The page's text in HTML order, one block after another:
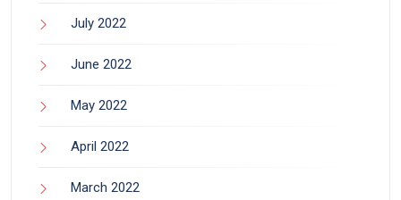
July 2022
June 2022
May 2022
April 2022
March 2022